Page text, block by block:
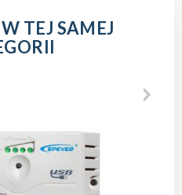
TEJ SAMEJ